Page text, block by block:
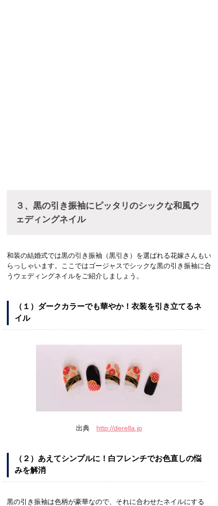
３、黒の引き振袖にピッタリのシックな和風ウ
ェディングネイル
和装の結婚式では黒の引き振袖（黒引き）を選ばれる花嫁さんもい
らっしゃいます。ここではゴージャスでシックな黒の引き振袖に合
うウェディングネイルをご紹介しましょう。
（１）ダークカラーでも華やか！衣装を引き立てるネ
イル
出典 http://derella.jp
（２）あえてシンプルに！白フレンチでお色直しの悩
みを解消
黒の引き振袖は色柄が豪華なので、それに合わせたネイルにする